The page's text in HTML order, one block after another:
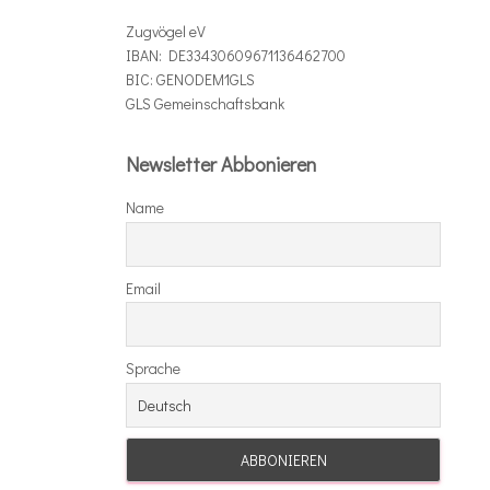
Zugvögel eV
IBAN: DE33430609671136462700
BIC: GENODEM1GLS
GLS Gemeinschaftsbank
Newsletter Abbonieren
Name
Email
Sprache